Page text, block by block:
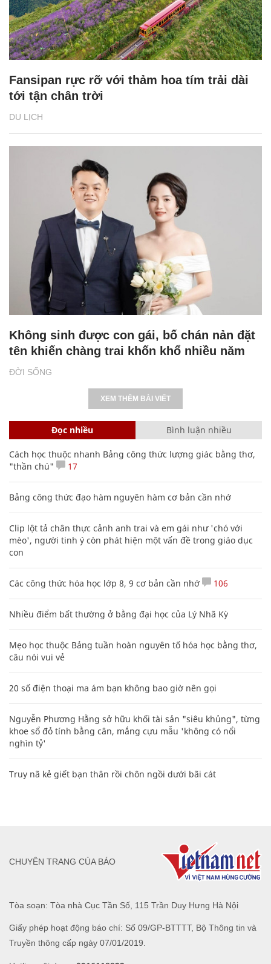
DU LỊCH
Fansipan rực rỡ với thảm hoa tím trải dài
tới tận chân trời
ĐỜI SỐNG
Không sinh được con gái, bố chán nản đặt
tên khiến chàng trai khốn khổ nhiều năm
XEM THÊM BÀI VIẾT
Đọc nhiều Bình luận nhiều
Cách học thuộc nhanh Bảng công thức lượng giác bằng thơ,
"thần chú"
17
Bảng công thức đạo hàm nguyên hàm cơ bản cần nhớ
Clip lột tả chân thực cảnh anh trai và em gái như 'chó với
mèo', người tinh ý còn phát hiện một vấn đề trong giáo dục
con
Các công thức hóa học lớp 8, 9 cơ bản cần nhớ 106
Nhiều điểm bất thường ở bằng đại học của Lý Nhã Kỳ
Mẹo học thuộc Bảng tuần hoàn nguyên tố hóa học bằng thơ,
câu nói vui vẻ
20 số điện thoại ma ám bạn không bao giờ nên gọi
Nguyễn Phương Hằng sở hữu khối tài sản "siêu khủng", từng
khoe sổ đỏ tính bằng cân, mắng cựu mẫu 'không có nổi
nghìn tỷ'
Truy nã kẻ giết bạn thân rồi chôn ngồi dưới bãi cát
Tòa soạn: Tòa nhà Cục Tần Số, 115 Trần Duy Hưng Hà Nội
Giấy phép hoạt động báo chí: Số 09/GP-BTTTT, Bộ Thông tin và
Truyền thông cấp ngày 07/01/2019.
CHUYÊN TRANG CỦA BÁO